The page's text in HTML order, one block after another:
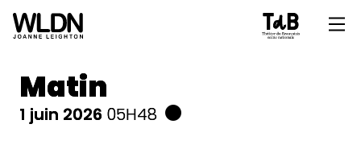
Matin
1 juin 2026 05H48